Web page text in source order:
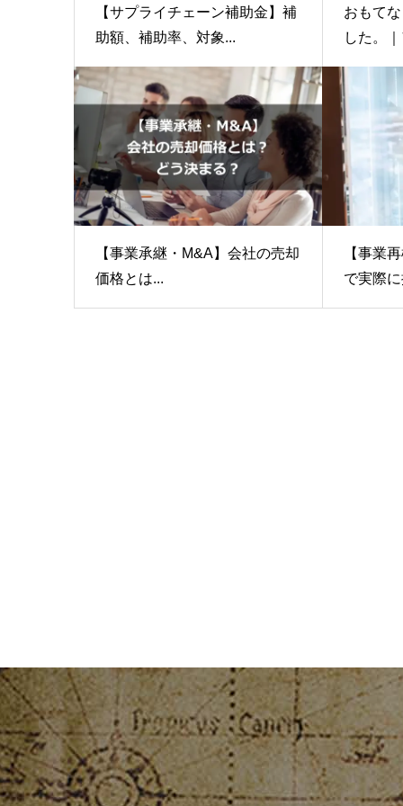
【サプライチェーン補助金】補
助額、補助率、対象...
おもて
した。
【事業承継・M&A】会社の売却
価格とは...
【事業
で実際